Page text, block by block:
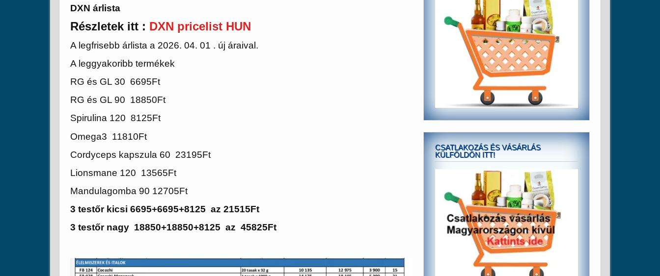
DXN árlista
Részletek itt : DXN pricelist HUN
A legfrisebb árlista a 2026. 04. 01 . új áraival.
A leggyakoribb termékek
RG és GL 30 6695Ft
RG és GL 90 18850Ft
Spirulina 120 8125Ft
Omega3 11810Ft
Cordyceps kapszula 60 23195Ft
Lionsmane 120 13565Ft
Mandulagomba 90 12705Ft
3 testőr kicsi 6695+6695+8125 az 21515Ft
3 testőr nagy 18850+18850+8125 az 45825Ft
CSATLAKOZÁS ÉS VÁSÁRLÁS
KÜLFÖLDÖN ITT!